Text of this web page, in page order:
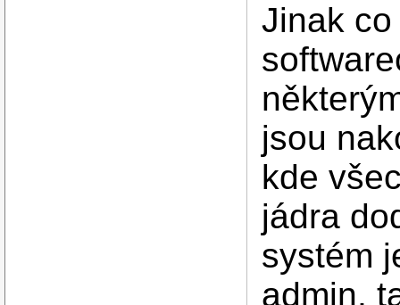
Jinak
jsou
kde
jádra
systém
admin,